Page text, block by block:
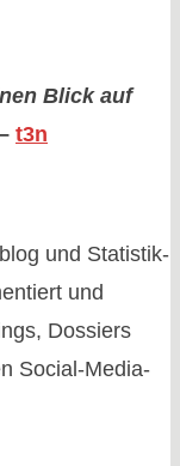
Blick auf
t3n
und Statistik-
und
Dossiers
Social-Media-